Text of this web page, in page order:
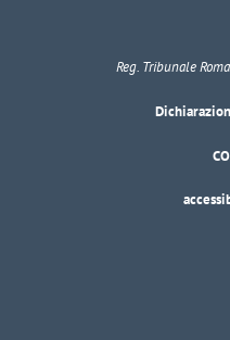
Reg. Tribunale